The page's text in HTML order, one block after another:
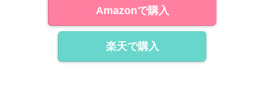
Amazonで購入
楽天で購入